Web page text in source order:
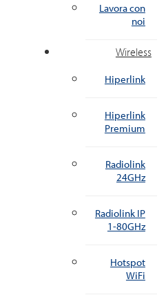
Lavora con
noi
Wireless
Hiperlink
Hiperlink
Premium
Radiolink
24GHz
Radiolink IP
1-80GHz
Hotspot
WiFi